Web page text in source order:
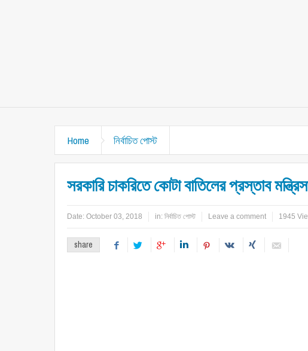
Home নির্বাচিত পোস্ট
সরকারি চাকরিতে কোটা বাতিলের প্রস্তাব
Date: October 03, 2018 in: নির্বাচিত পোস্ট Leave a comment 1945
share